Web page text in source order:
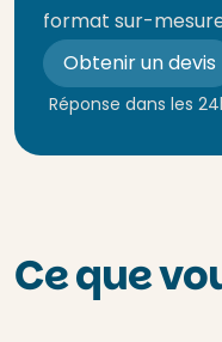
format sur-
Obtenir un devis
Réponse dans les
Ce que